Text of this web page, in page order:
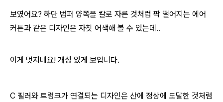
보였어요? 하단 범퍼 양쪽을 칼로 자른 것처럼 팍 떨어지는 에어
커튼과 같은 디자인은 자칫 어색해 볼 수 있는데..
이게 멋지네요! 개성 있게 보입니다.
C 필러와 트렁크가 연결되는 디자인은 산에 정상에 도달한 것처럼